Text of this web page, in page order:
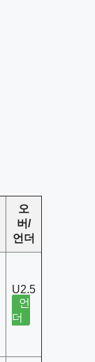
오
버/
언더
U2.5
언
더